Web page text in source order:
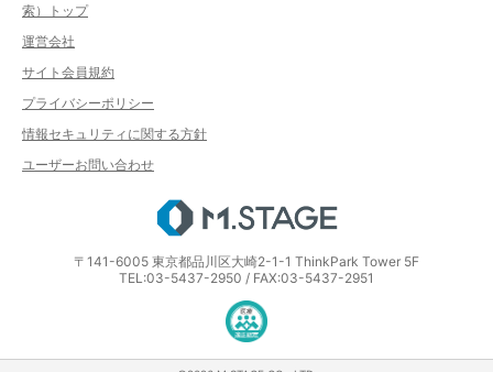
索）トップ
運営会社
サイト会員規約
プライバシーポリシー
情報セキュリティに関する方針
ユーザーお問い合わせ
〒141-6005 東京都品川区大崎2-1-1 ThinkPark Tower 5F
TEL:03-5437-2950 / FAX:03-5437-2951